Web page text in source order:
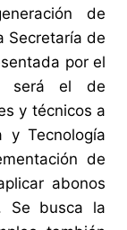
de
Secretaría de
por el
será el de
y técnicos a
y Tecnología
de
abonos
Se busca la